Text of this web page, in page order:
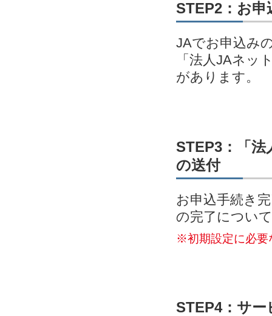
STEP2：お申
JAでお申込み
「法人JAネッ
があります。
STEP3：「
の送付
お申込手続き
の完了につい
※初期設定に必要
STEP4：サー